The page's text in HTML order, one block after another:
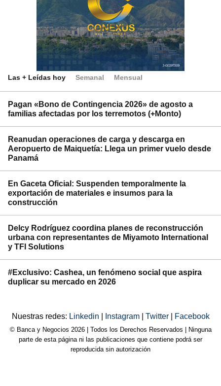
Las + Leídas hoy Semanal Mensual
Pagan «Bono de Contingencia 2026» de agosto a
familias afectadas por los terremotos (+Monto)
Reanudan operaciones de carga y descarga en
Aeropuerto de Maiquetía: Llega un primer vuelo desde
Panamá
En Gaceta Oficial: Suspenden temporalmente la
exportación de materiales e insumos para la
construcción
Delcy Rodríguez coordina planes de reconstrucción
urbana con representantes de Miyamoto International
y TFI Solutions
#Exclusivo: Cashea, un fenómeno social que aspira
duplicar su mercado en 2026
Nuestras redes: Linkedin Instagram Twitter Facebook
© Banca y Negocios 2026 | Todos los Derechos Reservados | Ninguna
parte de esta página ni las publicaciones que contiene podrá ser
reproducida sin autorización